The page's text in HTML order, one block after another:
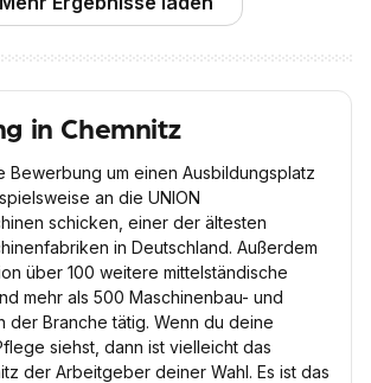
in Chemnitz
Bewerbung um einen Ausbildungsplatz
an die UNION
schicken, einer der ältesten
in Deutschland. Außerdem
über 100 weitere mittelständische
mehr als 500 Maschinenbau- und
der Branche tätig. Wenn du deine
siehst, dann ist vielleicht das
der Arbeitgeber deiner Wahl. Es ist das